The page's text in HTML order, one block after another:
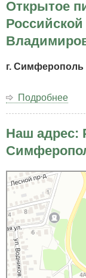
Открытое
г. Симферополь
Подробнее
Наш адрес:
Яндекс Карты
Яндекс Карты —